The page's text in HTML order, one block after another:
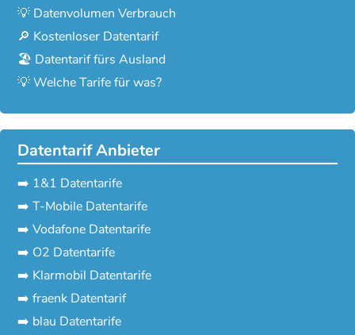
💡 Datenvolumen Verbrauch
🔎 Kostenloser Datentarif
🏖️ Datentarif fürs Ausland
💡 Welche Tarife für was?
Datentarif Anbieter
➡️ 1&1 Datentarife
➡️ T-Mobile Datentarife
➡️ Vodafone Datentarife
➡️ O2 Datentarife
➡️ Klarmobil Datentarife
➡️ fraenk Datentarif
➡️ blau Datentarife